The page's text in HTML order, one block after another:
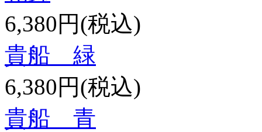
6,380円(税込)
貴船 緑
6,380円(税込)
貴船 青